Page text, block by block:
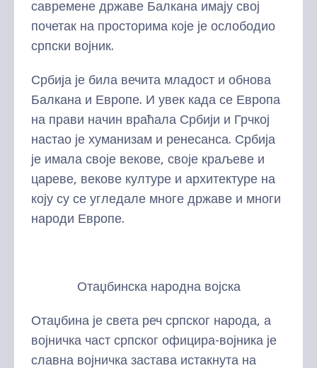
савремене државе Балкана имају свој
почетак на просторима које је ослободио
српски војник.
Србија је била вечита младост и обнова
Балкана и Европе. И увек када се Европа
на прави начин враћала Србији и Грчкој
настао је хуманизам и ренесанса. Србија
је имала своје векове, своје краљеве и
цареве, векове културе и архитектуре на
коју су се угледале многе државе и многи
народи Европе.
Отаџбинска народна војска
Отаџбина је света реч српског народа, а
војничка част српског официра-војника је
славна војничка застава истакнута на